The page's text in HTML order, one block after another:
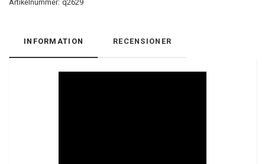
Artikelnummer: q2629
INFORMATION RECENSIONER